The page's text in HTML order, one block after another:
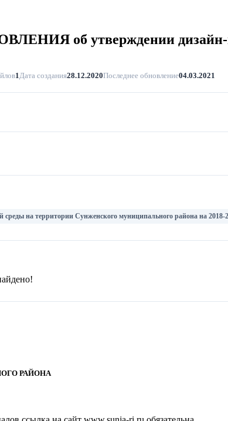
об утверждении дизайн-
1 Дата создания28.12.2020Последнее обновление04.03.2021
среды на территории Сунженского муниципального района на 2018-
РАЙОНА